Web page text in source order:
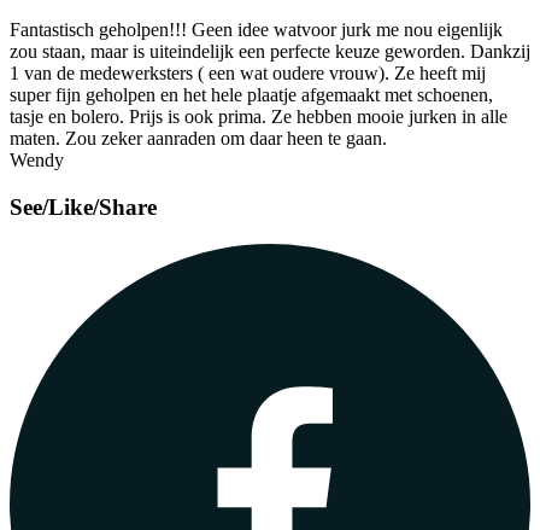
Fantastisch geholpen!!! Geen idee watvoor jurk me nou eigenlijk
zou staan, maar is uiteindelijk een perfecte keuze geworden. Dankzij
1 van de medewerksters ( een wat oudere vrouw). Ze heeft mij
super fijn geholpen en het hele plaatje afgemaakt met schoenen,
tasje en bolero. Prijs is ook prima. Ze hebben mooie jurken in alle
maten. Zou zeker aanraden om daar heen te gaan.
Wendy
See/Like/Share